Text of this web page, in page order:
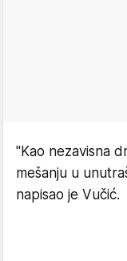
"Kao nezavisna
mešanju u
napisao je Vučić.